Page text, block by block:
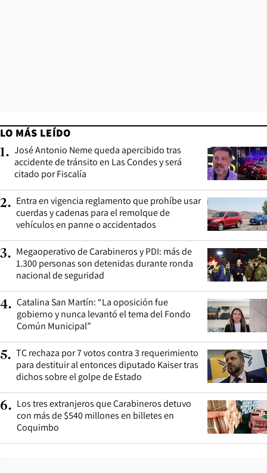
LO MÁS LEÍDO
1. José Antonio Neme queda apercibido tras
accidente de tránsito en Las Condes y será
citado por Fiscalía
2. Entra en vigencia reglamento que prohíbe usar
cuerdas y cadenas para el remolque de
vehículos en panne o accidentados
3. Megaoperativo de Carabineros y PDI: más de
1.300 personas son detenidas durante ronda
nacional de seguridad
4. Catalina San Martín: “La oposición fue
gobierno y nunca levantó el tema del Fondo
Común Municipal”
5. TC rechaza por 7 votos contra 3 requerimiento
para destituir al entonces diputado Kaiser tras
dichos sobre el golpe de Estado
6. Los tres extranjeros que Carabineros detuvo
con más de $540 millones en billetes en
Coquimbo